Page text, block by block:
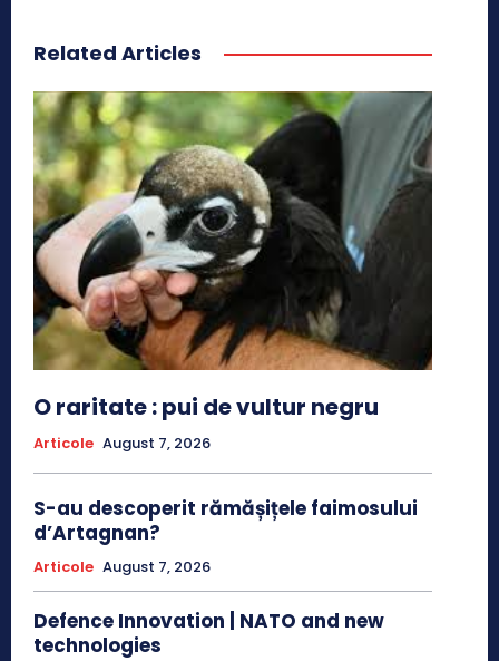
Related Articles
O raritate : pui de vultur negru
Articole August 7, 2026
S-au descoperit rămășițele faimosului
d’Artagnan?
Articole August 7, 2026
Defence Innovation | NATO and new
technologies